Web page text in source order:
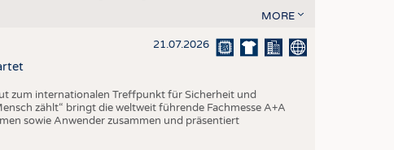
MORE
21.07.2026
zum internationalen Treffpunkt für Sicherheit und
zählt“ bringt die weltweit führende Fachmesse A+A
sowie Anwender zusammen und präsentiert